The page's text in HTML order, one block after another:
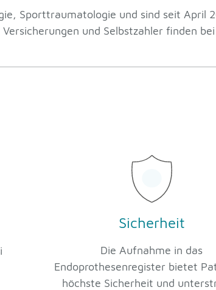
Sporttraumatologie und sind seit April
und Selbstzahler finden
Sicherheit
Die Aufnahme in das
Endoprothesenregister bietet
höchste Sicherheit und